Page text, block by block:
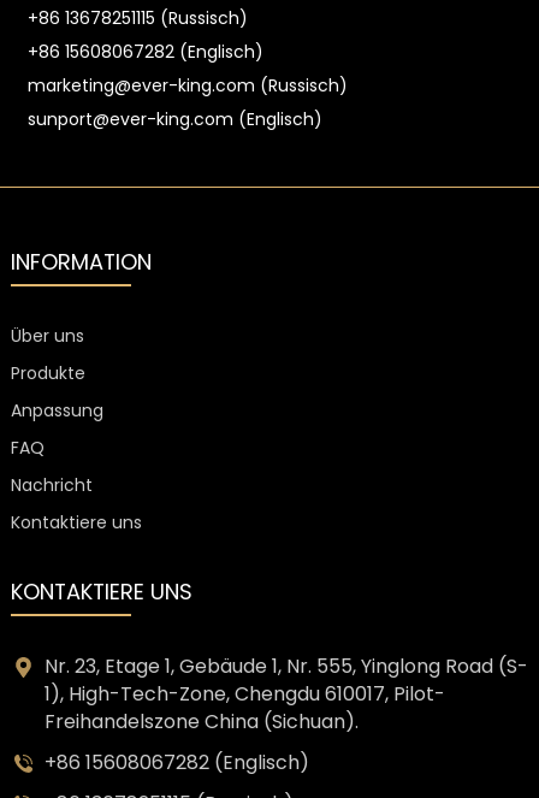
+86 13678251115 (Russisch)
+86 15608067282 (Englisch)
marketing@ever-king.com (Russisch)
sunport@ever-king.com (Englisch)
INFORMATION
Über uns
Produkte
Anpassung
FAQ
Nachricht
Kontaktiere uns
KONTAKTIERE UNS
Nr. 23, Etage 1, Gebäude 1, Nr. 555, Yinglong Road (S-
1), High-Tech-Zone, Chengdu 610017, Pilot-
Freihandelszone China (Sichuan).
+86 15608067282 (Englisch)